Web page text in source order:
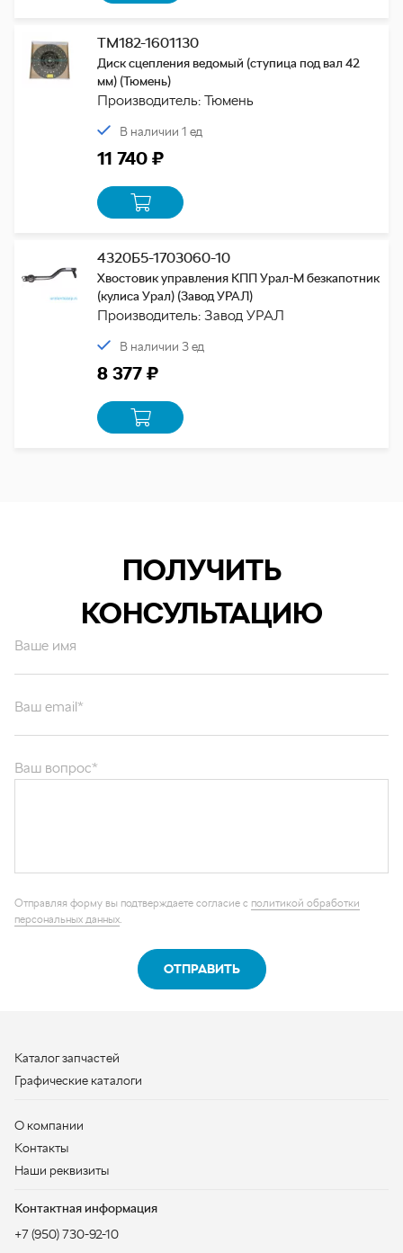
ТМ182-1601130
Диск сцепления ведомый (ступица под вал 42
мм) (Тюмень)
Производитель: Тюмень
В наличии 1 ед
11 740 ₽
4320Б5-1703060-10
Хвостовик управления КПП Урал-М безкапотник
(кулиса Урал) (Завод УРАЛ)
Производитель: Завод УРАЛ
В наличии 3 ед
8 377 ₽
ПОЛУЧИТЬ
КОНСУЛЬТАЦИЮ
Ваше имя
персональных данных
Каталог запчастей
Контактная информация
+7 (950) 730-92-10
uralavtozap@yandex.ru
г. Миасс, Тургоякское шоссе, д. 11/63
Полная контактная информация